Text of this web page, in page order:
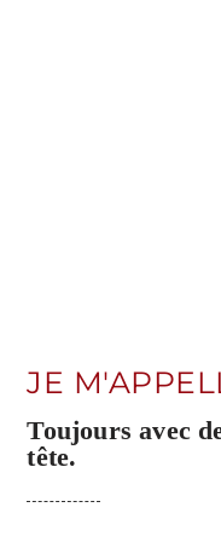
JE
Toujours avec
tête.